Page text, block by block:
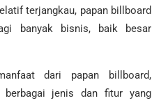
terjangkau, papan billboard
banyak bisnis, baik besar
dari papan billboard,
berbagai jenis dan fitur yang